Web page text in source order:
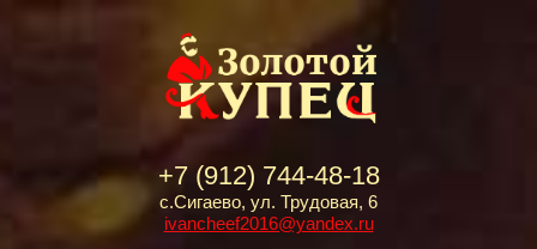
+7 (912) 744-48-18
с.Сигаево, ул. Трудовая, 6
ivancheef2016@yandex.ru